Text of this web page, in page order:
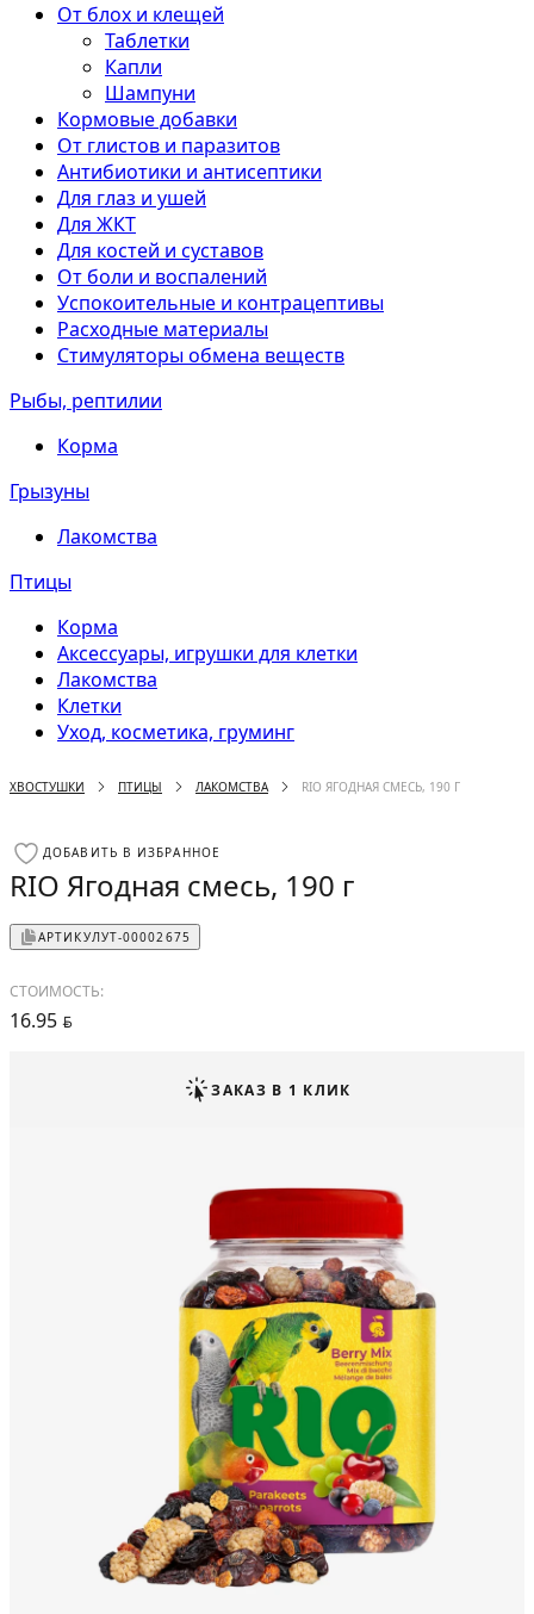
От блох и клещей
Таблетки
Капли
Шампуни
Кормовые добавки
От глистов и паразитов
Антибиотики и антисептики
Для глаз и ушей
Для ЖКТ
Для костей и суставов
От боли и воспалений
Успокоительные и контрацептивы
Расходные материалы
Стимуляторы обмена веществ
Рыбы, рептилии
Корма
Грызуны
Лакомства
Птицы
Корма
Аксессуары, игрушки для клетки
Лакомства
Клетки
Уход, косметика, груминг
ХВОСТУШКИ ПТИЦЫ ЛАКОМСТВА RIO ЯГОДНАЯ СМЕСЬ, 190 Г
ДОБАВИТЬ В ИЗБРАННОЕ
RIO Ягодная смесь, 190 г
АРТИКУЛУТ-00002675
СТОИМОСТЬ:
16.95 BYN
ЗАКАЗ В 1 КЛИК